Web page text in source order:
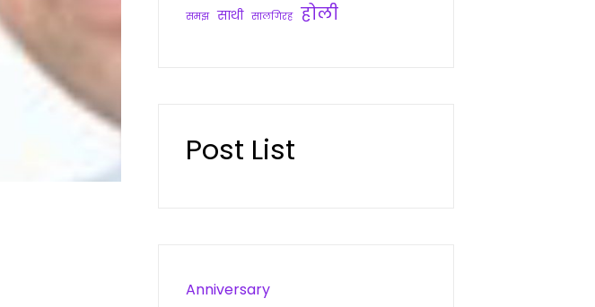
समझ साथी सालगिरह होली
Post List
Anniversary